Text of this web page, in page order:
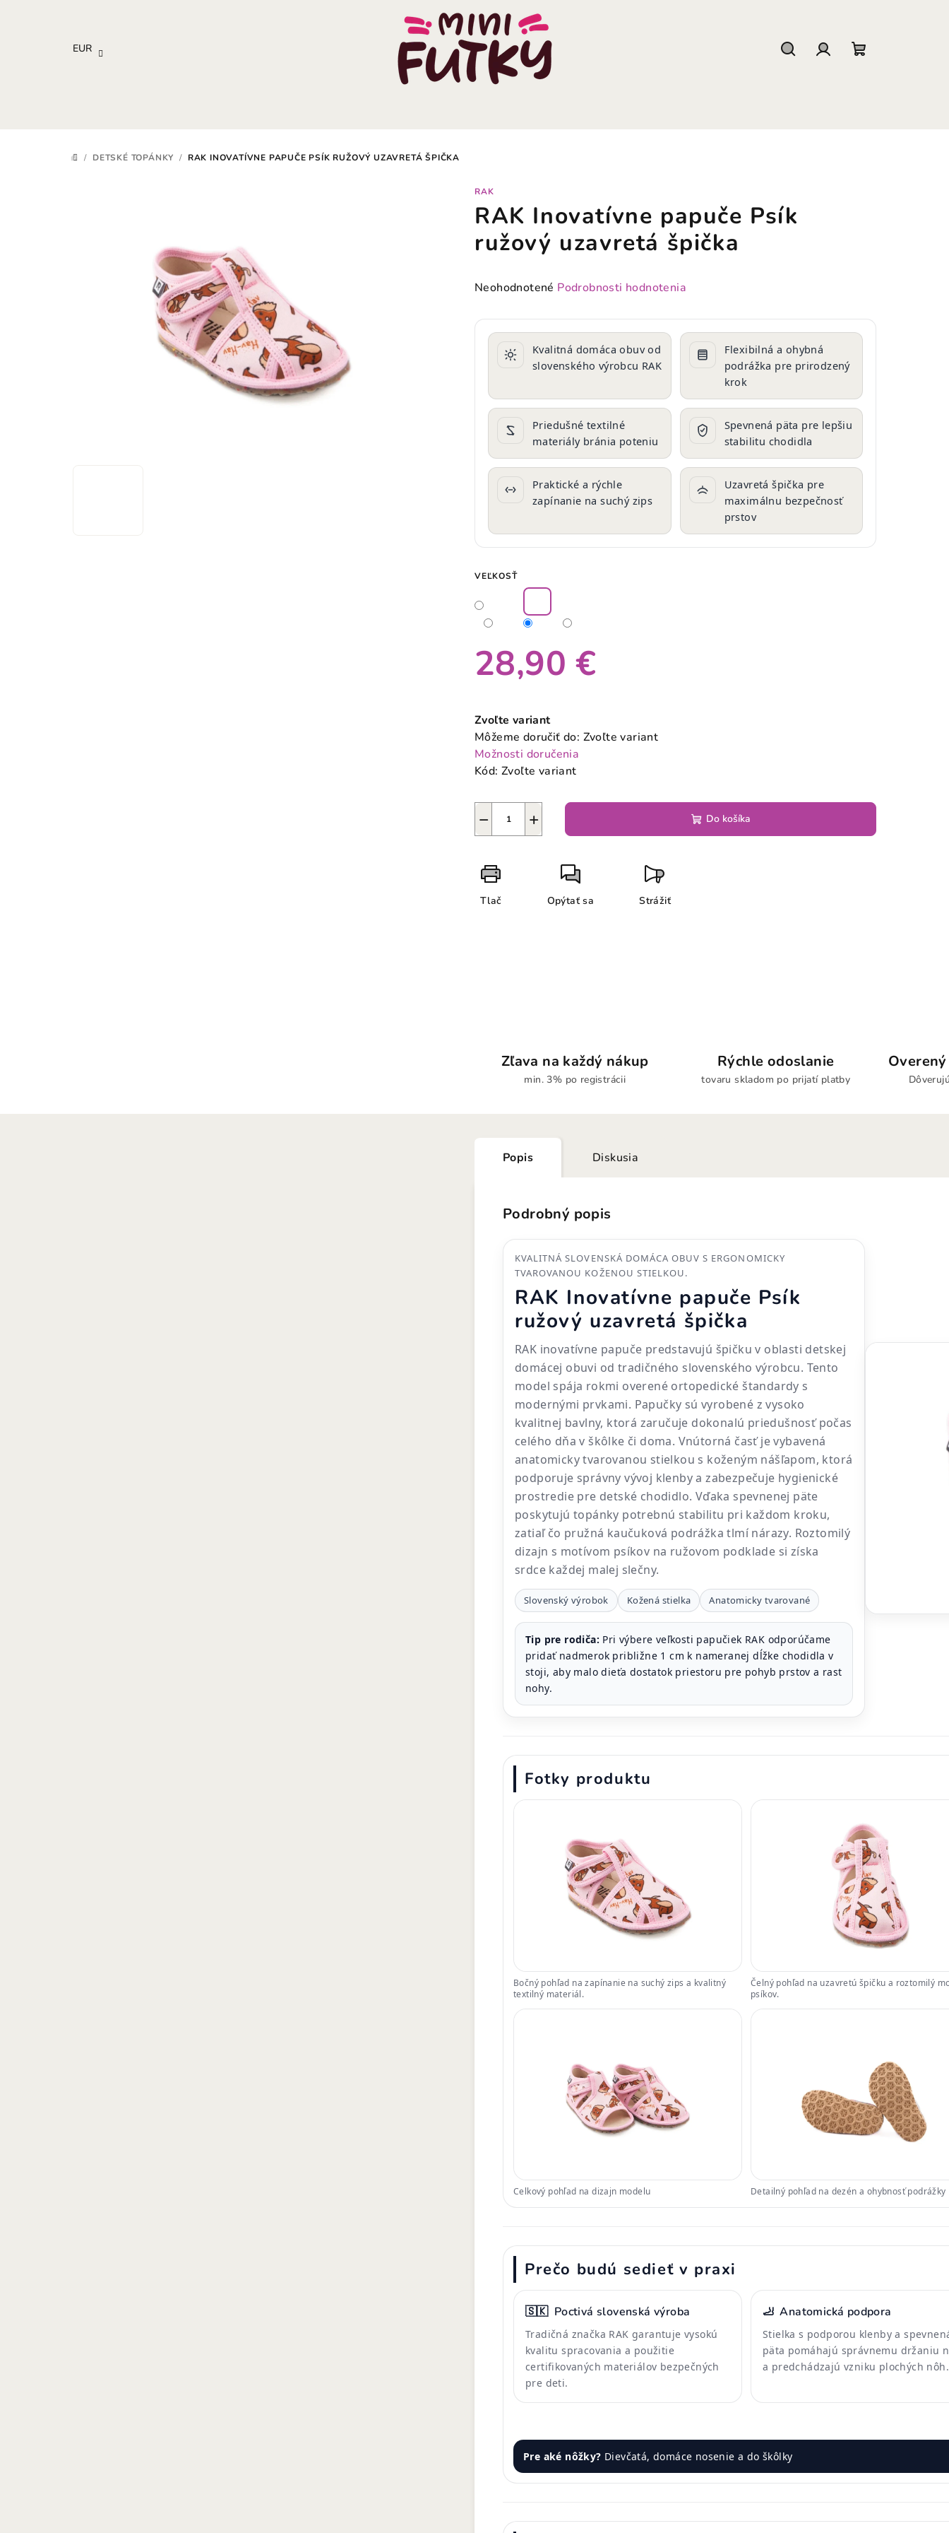
EUR
DOMOV
/ DETSKÉ TOPÁNKY / RAK INOVATÍVNE PAPUČE PSÍK RUŽOVÝ UZAVRETÁ ŠPIČKA
RAK
RAK Inovatívne papuče Psík
ružový uzavretá špička
Priemerné
produktu
hviezdičiek.
Neohodnotené Podrobnosti hodnotenia
Kvalitná domáca obuv od
slovenského výrobcu RAK
Flexibilná a ohybná
podrážka pre prirodzený
krok
Priedušné textilné
materiály bránia poteniu
Spevnená päta pre lepšiu
stabilitu chodidla
Praktické a rýchle
zapínanie na suchý zips
Uzavretá špička pre
maximálnu bezpečnosť
prstov
VEĽKOSŤ
28,90 €
cena:
Zvoľte variant
Môžeme doručiť do: Zvoľte variant
Možnosti doručenia
Kód: Zvoľte variant
+
− Do košíka
Tlač Opýtať sa Strážiť
Zľava na každý nákup
min. 3% po registrácii
Rýchle odoslanie
tovaru skladom po prijatí platby
Popis Diskusia
Podrobný popis
KVALITNÁ SLOVENSKÁ DOMÁCA OBUV S ERGONOMICKY
TVAROVANOU KOŽENOU STIELKOU.
RAK Inovatívne papuče Psík
ružový uzavretá špička
RAK inovatívne papuče predstavujú špičku v oblasti detskej
domácej obuvi od tradičného slovenského výrobcu. Tento
model spája rokmi overené ortopedické štandardy s
modernými prvkami. Papučky sú vyrobené z vysoko
kvalitnej bavlny, ktorá zaručuje dokonalú priedušnosť počas
celého dňa v škôlke či doma. Vnútorná časť je vybavená
anatomicky tvarovanou stielkou s koženým nášľapom, ktorá
podporuje správny vývoj klenby a zabezpečuje hygienické
prostredie pre detské chodidlo. Vďaka spevnenej päte
poskytujú topánky potrebnú stabilitu pri každom kroku,
zatiaľ čo pružná kaučuková podrážka tlmí nárazy. Roztomilý
dizajn s motívom psíkov na ružovom podklade si získa
srdce každej malej slečny.
Slovenský výrobok Kožená stielka Anatomicky tvarované
Tip pre rodiča: Pri výbere veľkosti papučiek RAK odporúčame
pridať nadmerok približne 1 cm k nameranej dĺžke chodidla v
stoji, aby malo dieťa dostatok priestoru pre pohyb prstov a rast
nohy.
Fotky produktu
Bočný pohľad na zapínanie na suchý zips a kvalitný
textilný materiál.
Čelný pohľad na uzavretú špičku a roztomilý
psíkov.
Celkový pohľad na dizajn modelu Detailný pohľad na dezén a ohybnosť podrážky
Prečo budú sedieť v praxi
🇸🇰 Poctivá slovenská výroba
Tradičná značka RAK garantuje vysokú
kvalitu spracovania a použitie
certifikovaných materiálov bezpečných
pre deti.
🦶 Anatomická podpora
Stielka s podporou klenby a
päta pomáhajú správnemu držaniu
a predchádzajú vzniku plochých nôh.
Pre aké nôžky? Dievčatá, domáce nosenie a do škôlky